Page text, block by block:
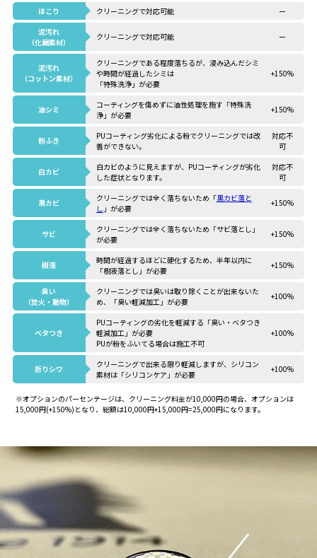
ほこり
クリーニングで対応可能
ー
泥汚れ
（化繊素材）
クリーニングで対応可能 ー
泥汚れ
（コットン素材）
クリーニングである程度落ちるが、浸み込んだシミ
や時間が経過したシミは
「特殊洗浄」が必要
+150%
油シミ
コーティングを傷めずに油性処理を施す「特殊洗
浄」が必要
+150%
粉ふき
PUコーティング劣化による粉でクリーニングでは改
善ができない。
対応不
可
白カビ
白カビのように見えますが、PUコーティングが劣化
した症状となります。
対応不
可
黒カビ クリーニングでは全く落ちないため「黒カビ落と
し 」が必要
+150%
サビ
クリーニングでは全く落ちないため「サビ落とし」
が必要
+150%
樹液
時間が経過するほどに硬化するため、半年以内に
「樹液落とし」が必要
+150%
臭い
（焚火・動物）
クリーニングでは臭いは取り除くことが出来ないた
め、「臭い軽減加工」が必要
+100%
ベタつき
PUコーティングの劣化を軽減する「臭い・ベタつき
軽減加工」が必要
PUが粉をふいてる場合は施工不可
+100%
折りシワ
クリーニングで出来る限り軽減しますが、シリコン
素材は「シリコンケア」が必要
+100%
※オプションのパーセンテージは、クリーニング料金が10,000円の場合、オプションは
15,000円(+150%)となり、総額は10,000円+15,000円=25,000円になります。